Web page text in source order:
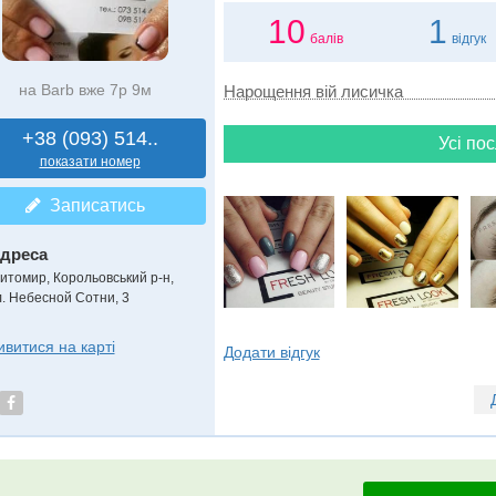
на Barb вже 7р 9м
+38 (093) 514..
показати номер
Записатись
Корольовський р-н
Небесной Сотни, 3
на карті
10 балів 1 відгук
Нарощення вій лисичка
Усі
Додати відгук